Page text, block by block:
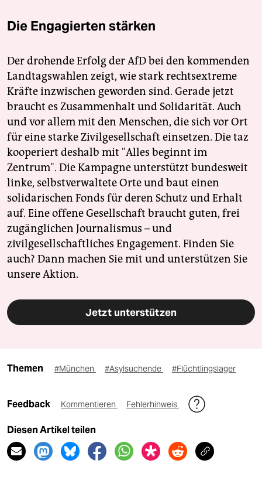
Die Engagierten stärken
Der drohende Erfolg der AfD bei den kommenden
Landtagswahlen zeigt, wie stark rechtsextreme
Kräfte inzwischen geworden sind. Gerade jetzt
braucht es Zusammenhalt und Solidarität. Auch
und vor allem mit den Menschen, die sich vor Ort
für eine starke Zivilgesellschaft einsetzen. Die taz
kooperiert deshalb mit "Alles beginnt im
Zentrum". Die Kampagne unterstützt bundesweit
linke, selbstverwaltete Orte und baut einen
solidarischen Fonds für deren Schutz und Erhalt
auf. Eine offene Gesellschaft braucht guten, frei
zugänglichen Journalismus – und
zivilgesellschaftliches Engagement. Finden Sie
auch? Dann machen Sie mit und unterstützen Sie
unsere Aktion.
Jetzt unterstützen
Themen #München #Asylsuchende #Flüchtlingslager
Feedback Kommentieren Fehlerhinweis
Diesen Artikel teilen